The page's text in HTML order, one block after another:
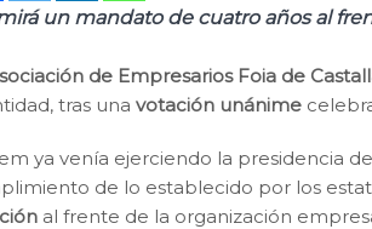
un mandato de cuatro años al
de Empresarios Foia de
tras una votación unánime
ya venía ejerciendo la presidencia
de lo establecido por los
al frente de la organización